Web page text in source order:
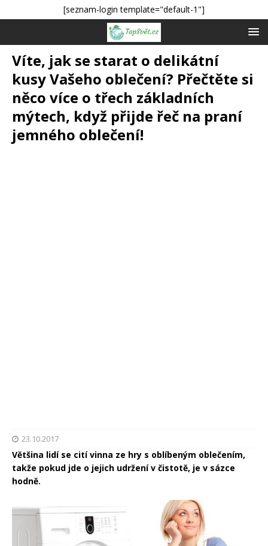
[seznam-login template="default-1"]
Víte, jak se starat o delikátní
kusy Vašeho oblečení? Přečtěte si
něco více o třech základních
mýtech, když přijde řeč na praní
jemného oblečení!
23.10.2017
Většina lidí se cití vinna ze hry s oblíbeným oblečením,
takže pokud jde o jejich udržení v čistotě, je v sázce
hodně.